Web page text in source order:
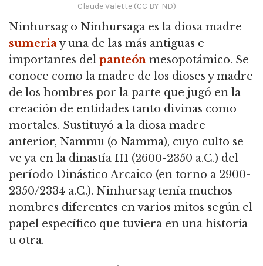
Claude Valette (CC BY-ND)
Ninhursag o Ninhursaga es la diosa madre
sumeriay una de las más antiguas e
importantes del panteón mesopotámico. Se
conoce como la madre de los dioses y madre
de los hombres por la parte que jugó en la
creación de entidades tanto divinas como
mortales. Sustituyó a la diosa madre
anterior, Nammu (o Namma), cuyo culto se
ve ya en la dinastía III (2600-2350 a.C.) del
período Dinástico Arcaico (en torno a 2900-
2350/2334 a.C.). Ninhursag tenía muchos
nombres diferentes en varios mitos según el
papel específico que tuviera en una historia
u otra.